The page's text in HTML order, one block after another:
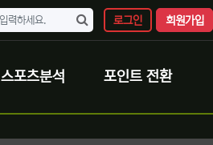
로그인 회원가입
스포츠분석 포인트 전환